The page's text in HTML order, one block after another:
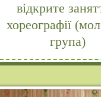
відкрите
хореографії
група)